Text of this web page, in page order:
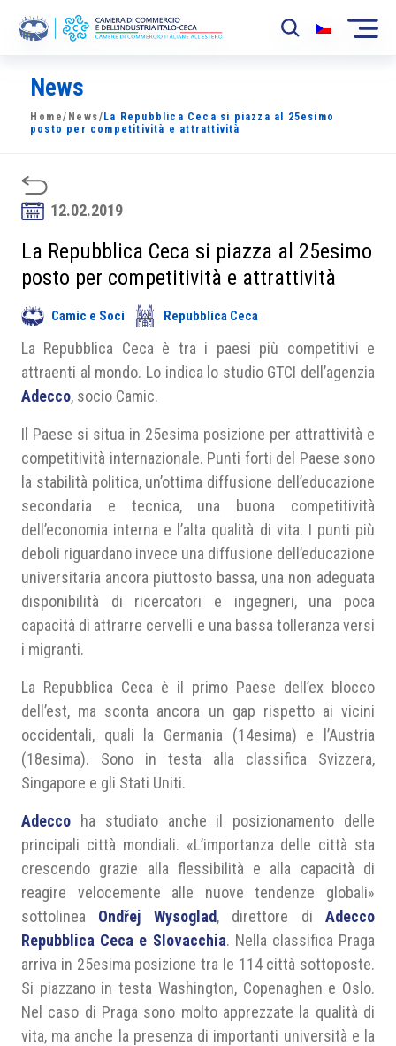
La Camera
News
Sviluppo Mercato
Soci
Partner
Progetti
Area riservata
News
Home/ News/ La Repubblica Ceca si piazza al 25esimo
posto per competitività e attrattività
12.02.2019
La Repubblica Ceca si piazza al 25esimo
posto per competitività e attrattività
Camic e Soci Repubblica Ceca
La Repubblica Ceca è tra i paesi più competitivi e
attraenti al mondo. Lo indica lo studio GTCI dell’agenzia
Adecco, socio Camic.
Il Paese si situa in 25esima posizione per attrattività e
competitività internazionale. Punti forti del Paese sono
la stabilità politica, un’ottima diffusione dell’educazione
secondaria e tecnica, una buona competitività
dell’economia interna e l’alta qualità di vita. I punti più
deboli riguardano invece una diffusione dell’educazione
universitaria ancora piuttosto bassa, una non adeguata
disponibilità di ricercatori e ingegneri, una poca
capacità di attrarre cervelli e una bassa tolleranza versi
i migranti.
La Repubblica Ceca è il primo Paese dell’ex blocco
dell’est, ma sconta ancora un gap rispetto ai vicini
occidentali, quali la Germania (14esima) e l’Austria
(18esima). Sono in testa alla classifica Svizzera,
Singapore e gli Stati Uniti.
Adecco ha studiato anche il posizionamento delle
principali città mondiali. «L’importanza delle città sta
crescendo grazie alla flessibilità e alla capacità di
reagire velocemente alle nuove tendenze globali»
sottolinea Ondřej Wysoglad, direttore diAdecco
Repubblica Ceca e Slovacchia. Nella classifica Praga
arriva in 25esima posizione tra le 114 città sottoposte.
Si piazzano in testa Washington, Copenaghen e Oslo.
Nel caso di Praga sono molto apprezzate la qualità di
vita, ma anche la presenza di importanti università e la